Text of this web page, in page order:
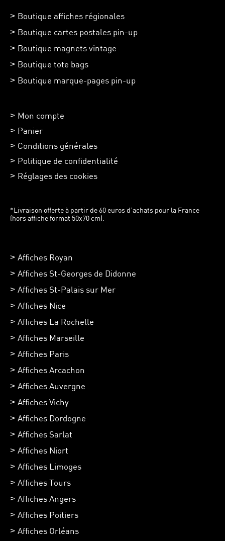
Boutique affiches régionales
Boutique cartes postales pin-up
Boutique magnets vintage
Boutique tote bags
Boutique marque-pages pin-up
Mon compte
Panier
Conditions générales
Politique de confidentialité
Réglages des cookies
*Livraison offerte à partir de 60 euros d’achats pour la France
(hors affiche format 50x70 cm).
Affiches Royan
Affiches St-Georges de Didonne
Affiches St-Palais sur Mer
Affiches Nice
Affiches La Rochelle
Affiches Marseille
Affiches Paris
Affiches Arcachon
Affiches Auvergne
Affiches Vichy
Affiches Dordogne
Affiches Sarlat
Affiches Niort
Affiches Limoges
Affiches Tours
Affiches Angers
Affiches Poitiers
Affiches Orléans